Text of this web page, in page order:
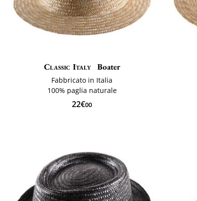
Classic Italy Boater
Fabbricato in Italia
100% paglia naturale
22€00